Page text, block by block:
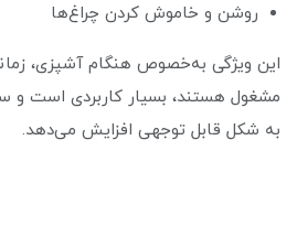
روشن و خاموش کردن چراغ‌ها
این ویژگی به‌خصوص هنگام آشپزی،
مشغول هستند، بسیار کاربردی است و
به شکل قابل توجهی افزایش می‌دهد.